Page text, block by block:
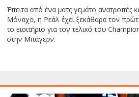
Έπειτα από ένα ματς γεμάτο ανατροπές
Μόναχο, η Ρεάλ έχει ξεκάθαρα τον
το εισιτήριο για τον τελικό του
στην Μπάγερν.